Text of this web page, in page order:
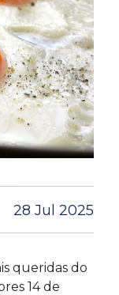
28 Jul 2025
queridas do
14 de